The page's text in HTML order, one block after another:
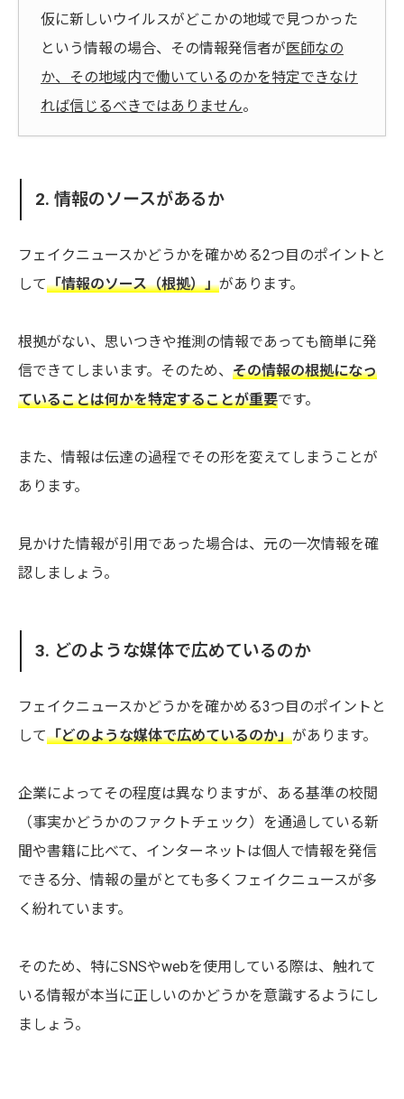
仮に新しいウイルスがどこかの地域で見つかった
という情報の場合、その情報発信者が医師なの
か、その地域内で働いているのかを特定できなけ
れば信じるべきではありません。
2. 情報のソースがあるか
フェイクニュースかどうかを確かめる2つ目のポイントと
して「情報のソース（根拠）」があります。
根拠がない、思いつきや推測の情報であっても簡単に発
信できてしまいます。そのため、 その情報の根拠になっ
ていることは何かを特定することが重要です。
また、情報は伝達の過程でその形を変えてしまうことが
あります。
見かけた情報が引用であった場合は、元の一次情報を確
認しましょう。
3. どのような媒体で広めているのか
フェイクニュースかどうかを確かめる3つ目のポイントと
して「どのような媒体で広めているのか」があります。
企業によってその程度は異なりますが、ある基準の校閲
（事実かどうかのファクトチェック）を通過している新
聞や書籍に比べて、インターネットは個人で情報を発信
できる分、情報の量がとても多くフェイクニュースが多
く紛れています。
そのため、特にSNSやwebを使用している際は、触れて
いる情報が本当に正しいのかどうかを意識するようにし
ましょう。